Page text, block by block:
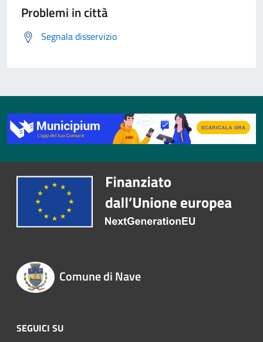
Problemi in città
Segnala disservizio
Comune di Nave
SEGUICI SU